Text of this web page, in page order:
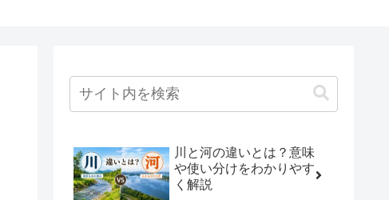
川と河の違いとは？意味
や使い分けをわかりやす
く解説